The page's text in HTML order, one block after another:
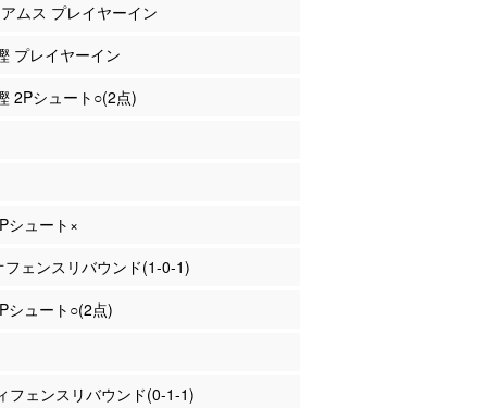
ムス プレイヤーイン
プレイヤーイン
2Pシュート○(2点)
シュート×
フェンスリバウンド(1-0-1)
シュート○(2点)
フェンスリバウンド(0-1-1)